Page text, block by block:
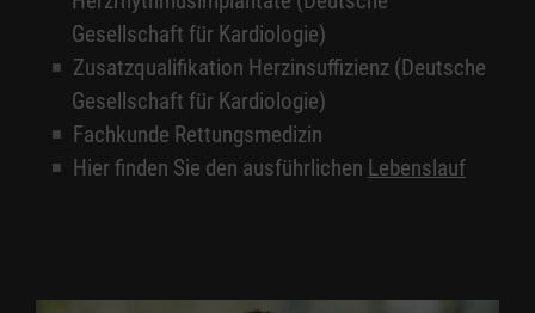
Gesellschaft für Kardiologie)
Zusatzqualifikation Herzinsuffizienz (Deutsche
Gesellschaft für Kardiologie)
Fachkunde Rettungsmedizin
Hier finden Sie den ausführlichen Lebenslauf